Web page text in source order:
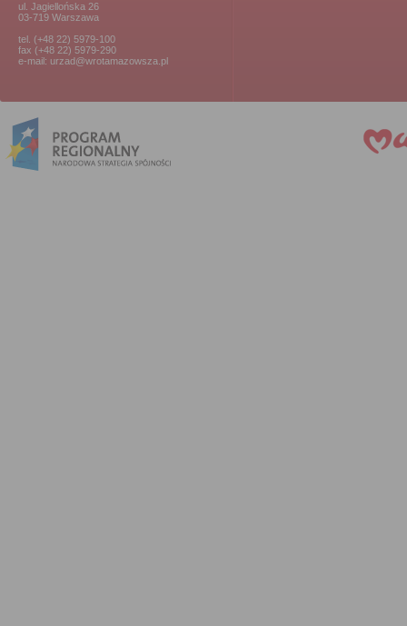
ul. Jagiellońska 26
03-719 Warszawa
tel. (+48 22) 5979-100
fax (+48 22) 5979-290
e-mail: urzad@wrotamazowsza.pl